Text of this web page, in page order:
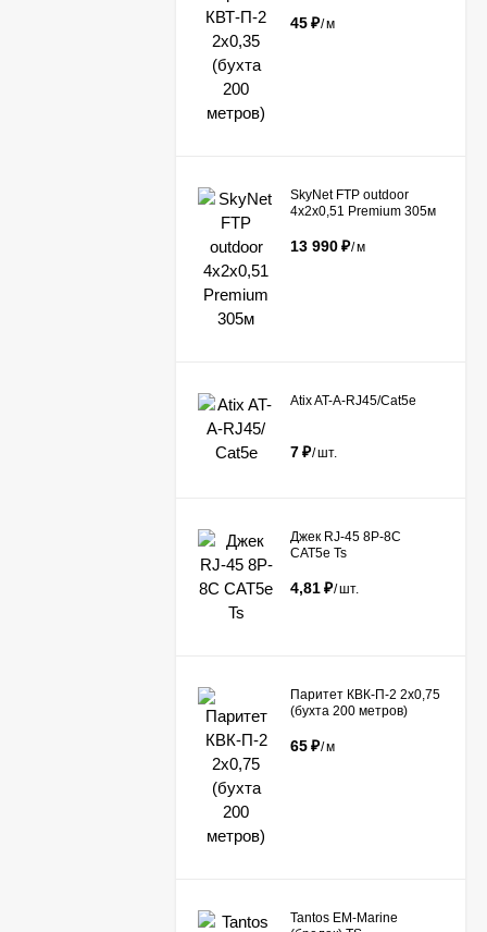
45₽/м
​SkyNet FTP outdoor
4x2x0,51 Premium 305м
13 990₽/м
Atix AT-A-RJ45/Сat5e
7₽/шт.
Джек RJ-45 8P-8C
CAT5e Ts
4,81₽/шт.
Паритет КВК-П-2 2х0,75
(бухта 200 метров)
65₽/м
Tantos EM-Marine